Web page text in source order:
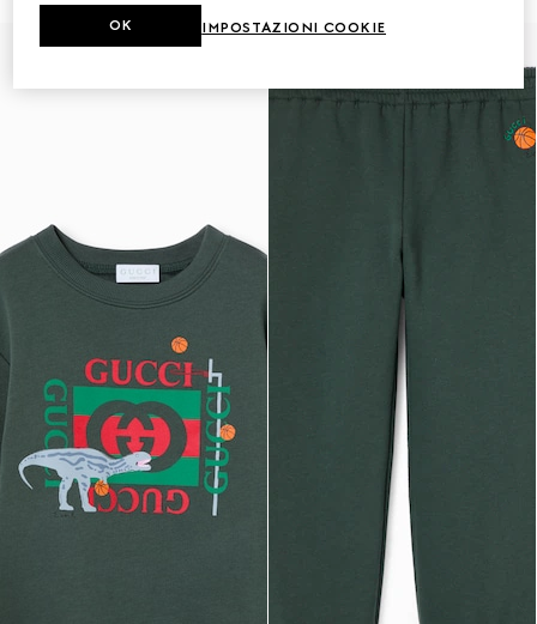
IMPOSTAZIONI COOKIE
OK